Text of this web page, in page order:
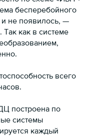
бесперебойного
и не появилось, —
Так как в системе
всего
построена по
системы
каждый